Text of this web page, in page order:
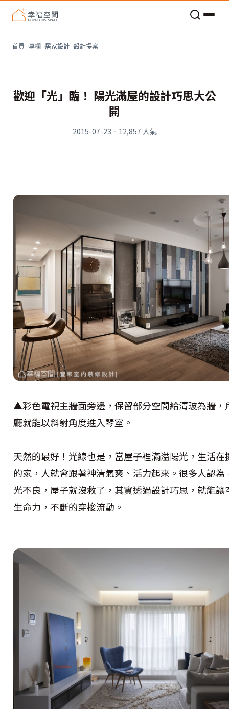
首頁 專欄 居家設計 設計提案
歡迎「光」臨！ 陽光滿屋的設計巧思大公
開
2015-07-23 · 12,857 人氣
▲彩色電視主牆面旁邊，保留部分空間給清玻為牆，
廳就能以斜射角度進入琴室。
天然的最好！光線也是，當屋子裡滿溢陽光，生活在
的家，人就會跟著神清氣爽、活力起來。很多人認為
光不良，屋子就沒救了，其實透過設計巧思，就能讓
生命力，不斷的穿梭流動。